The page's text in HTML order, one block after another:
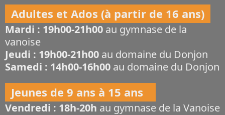
Adultes et Ados (à partir de 16 ans)
Mardi : 19h00-21h00 au gymnase de la
vanoise
Jeudi : 19h00-21h00 au domaine du Donjon
Samedi : 14h00-16h00 au domaine du Donjon
Jeunes de 9 ans à 15 ans
Vendredi : 18h-20h au gymnase de la Vanoise